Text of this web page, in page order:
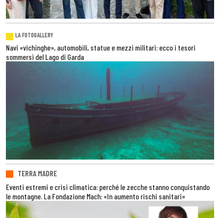
LA FOTOGALLERY
Navi «vichinghe», automobili, statue e mezzi militari: ecco i tesori
sommersi del Lago di Garda
TERRA MADRE
Eventi estremi e crisi climatica: perché le zecche stanno conquistando
le montagne. La Fondazione Mach: «In aumento rischi sanitari»